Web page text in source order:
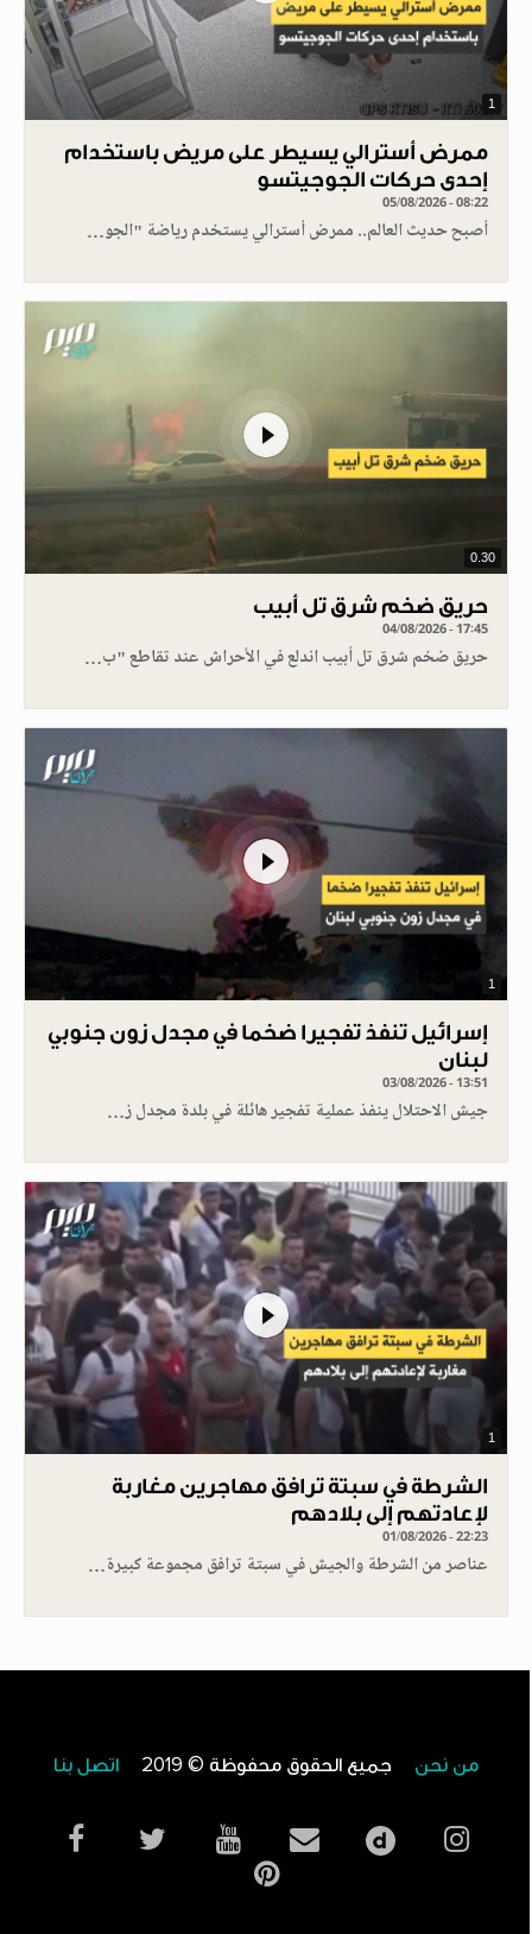
1
ممرض أسترالي يسيطر على مريض باستخدام
إحدى حركات الجوجيتسو
05/08/2026 - 08:22
أصبح حديث العالم.. ممرض أسترالي يستخدم رياضة "الجو…
0.30
حريق ضخم شرق تل أبيب
04/08/2026 - 17:45
حريق ضخم شرق تل أبيب اندلع في الأحراش عند تقاطع "ب…
1
إسرائيل تنفذ تفجيرا ضخما في مجدل زون جنوبي
لبنان
03/08/2026 - 13:51
جيش الاحتلال ينفذ عملية تفجير هائلة في بلدة مجدل ز…
1
الشرطة في سبتة ترافق مهاجرين مغاربة
لإعادتهم إلى بلادهم
01/08/2026 - 22:23
عناصر من الشرطة والجيش في سبتة ترافق مجموعة كبيرة…
من نحن جميع الحقوق محفوظة © 2019 اتصل بنا